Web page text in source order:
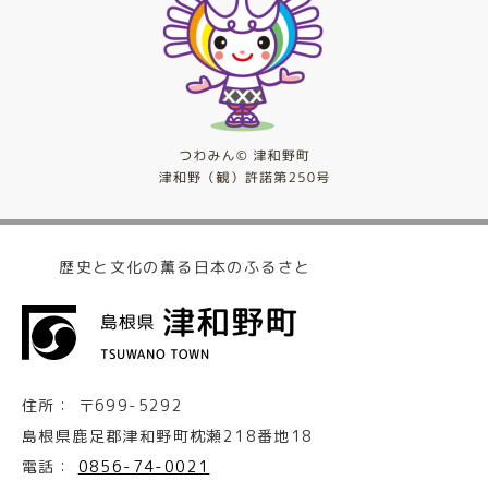
歴史と文化の薫る日本のふるさと
住所：
〒699-5292
島根県鹿足郡津和野町枕瀬218番地18
電話：
0856-74-0021